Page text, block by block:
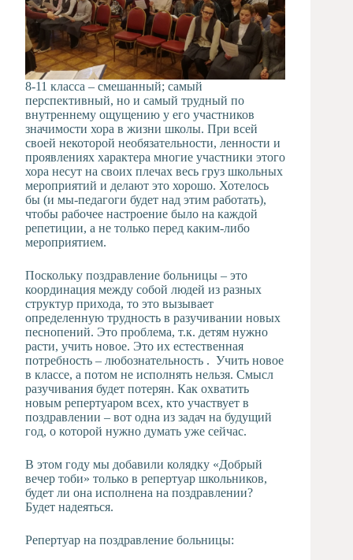
8-11 класса – смешанный; самый
перспективный, но и самый трудный по
внутреннему ощущению у его участников
значимости хора в жизни школы. При всей
своей некоторой необязательности, ленности и
проявлениях характера многие участники этого
хора несут на своих плечах весь груз школьных
мероприятий и делают это хорошо. Хотелось
бы (и мы-педагоги будет над этим работать),
чтобы рабочее настроение было на каждой
репетиции, а не только перед каким-либо
мероприятием.
Поскольку поздравление больницы – это
координация между собой людей из разных
структур прихода, то это вызывает
определенную трудность в разучивании новых
песнопений. Это проблема, т.к. детям нужно
расти, учить новое. Это их естественная
потребность – любознательность . Учить новое
в классе, а потом не исполнять нельзя. Смысл
разучивания будет потерян. Как охватить
новым репертуаром всех, кто участвует в
поздравлении – вот одна из задач на будущий
год, о которой нужно думать уже сейчас.
В этом году мы добавили колядку «Добрый
вечер тоби» только в репертуар школьников,
будет ли она исполнена на поздравлении?
Будет надеяться.
Репертуар на поздравление больницы: